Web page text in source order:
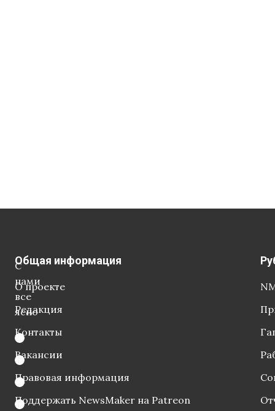
С
нами
все
ясно
Общая информация
О проекте
Редакция
Контакты
Вакансии
Правовая информация
Поддержать NewsMaker на Patreon